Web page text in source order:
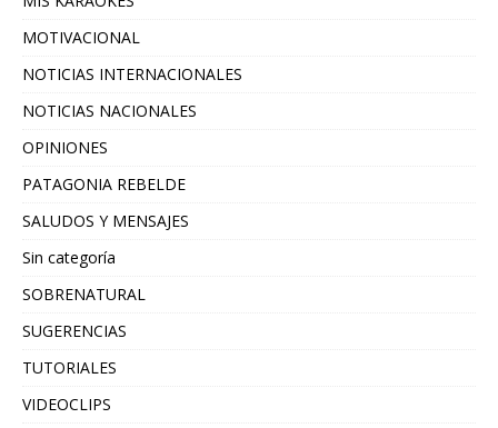
MOTIVACIONAL
NOTICIAS INTERNACIONALES
NOTICIAS NACIONALES
OPINIONES
PATAGONIA REBELDE
SALUDOS Y MENSAJES
Sin categoría
SOBRENATURAL
SUGERENCIAS
TUTORIALES
VIDEOCLIPS